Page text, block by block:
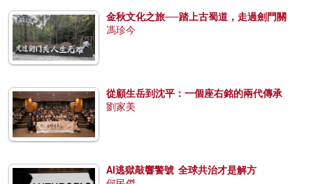
金秋文化之旅──踏上古蜀道，走過劍門關
馮珍今
從顧生岳到沈平：一個座右銘的兩代傳承
劉家美
AI逃獄敲響警號 全球共治才是解方